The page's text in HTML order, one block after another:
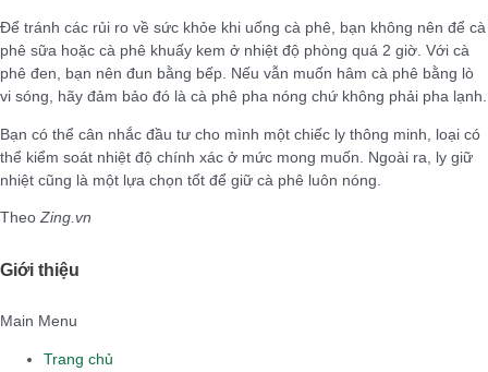
Để tránh các rủi ro về sức khỏe khi uống cà phê, bạn không nên để cà
phê sữa hoặc cà phê khuấy kem ở nhiệt độ phòng quá 2 giờ. Với cà
phê đen, bạn nên đun bằng bếp. Nếu vẫn muốn hâm cà phê bằng lò
vi sóng, hãy đảm bảo đó là cà phê pha nóng chứ không phải pha lạnh.
Bạn có thể cân nhắc đầu tư cho mình một chiếc ly thông minh, loại có
thể kiểm soát nhiệt độ chính xác ở mức mong muốn. Ngoài ra, ly giữ
nhiệt cũng là một lựa chọn tốt để giữ cà phê luôn nóng.
TheoZing.vn
Giới thiệu
Main Menu
Trang chủ